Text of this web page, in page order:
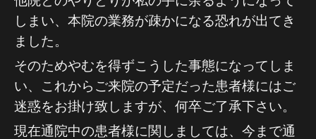
しまい、本院の業務が疎かになる恐れが出てき
ました。
そのためやむを得ずこうした事態になってしま
い、これからご来院の予定だった患者様にはご
迷惑をお掛け致しますが、何卒ご了承下さい。
現在通院中の患者様に関しましては、今まで通